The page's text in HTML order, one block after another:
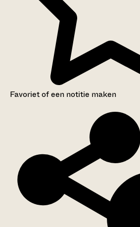
Favoriet of een notitie maken